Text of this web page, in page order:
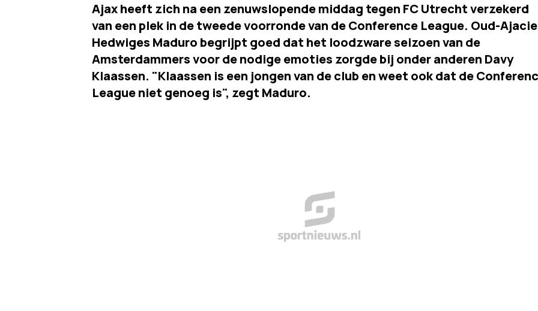
Ajax heeft zich na een zenuwslopende middag tegen FC Utrecht verzekerd
van een plek in de tweede voorronde van de Conference League. Oud-
Hedwiges Maduro begrijpt goed dat het loodzware seizoen van de
Amsterdammers voor de nodige emoties zorgde bij onder anderen Davy
Klaassen. "Klaassen is een jongen van de club en weet ook dat de
League niet genoeg is", zegt Maduro.